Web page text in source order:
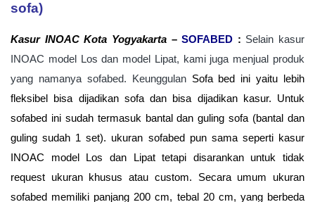
sofa)
Kasur INOAC Kota Yogyakarta –SOFABED : Selain kasur
INOAC model Los dan model Lipat, kami juga menjual produk
yang namanya sofabed. Keunggulan Sofa bed ini yaitu lebih
fleksibel bisa dijadikan sofa dan bisa dijadikan kasur. Untuk
sofabed ini sudah termasuk bantal dan guling sofa (bantal dan
guling sudah 1 set). ukuran sofabed pun sama seperti kasur
INOAC model Los dan Lipat tetapi disarankan untuk tidak
request ukuran khusus atau custom. Secara umum ukuran
sofabed memiliki panjang 200 cm, tebal 20 cm, yang berbeda